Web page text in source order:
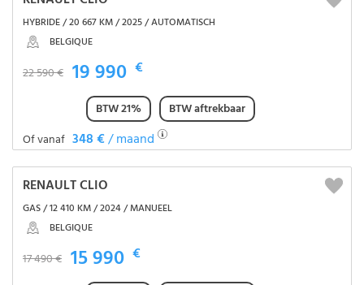
HYBRIDE / 20 667 KM / 2025 / AUTOMATISCH
BELGIQUE
22 590 € 19 990 €
BTW 21%
BTW aftrekbaar
Of vanaf 348 €/ maand
RENAULT CLIO
GAS / 12 410 KM / 2024 / MANUEEL
BELGIQUE
17 490 € 15 990 €